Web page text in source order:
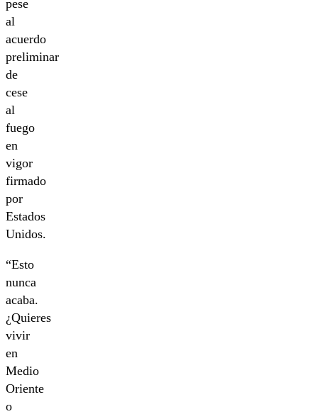
pese
al
acuerdo
preliminar
de
cese
al
fuego
en
vigor
firmado
por
Estados
Unidos.
“Esto
nunca
acaba.
¿Quieres
vivir
en
Medio
Oriente
o